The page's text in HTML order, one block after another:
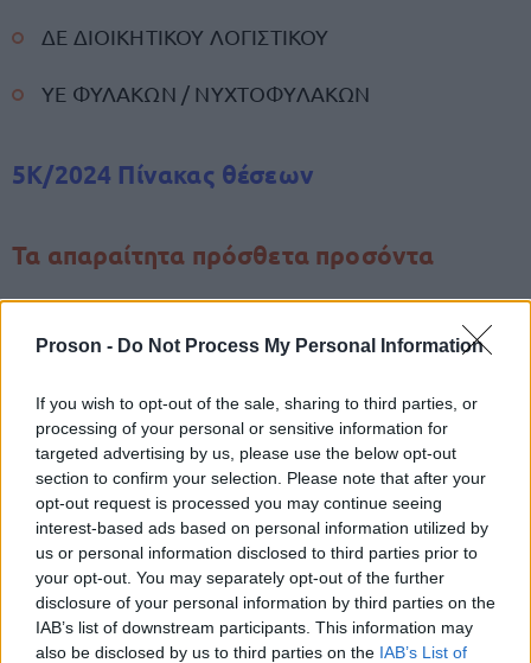
Proson - Do Not Process My Personal Information
If you wish to opt-out of the sale, sharing to third parties, or
processing of your personal or sensitive information for
targeted advertising by us, please use the below opt-out
section to confirm your selection. Please note that after your
opt-out request is processed you may continue seeing
interest-based ads based on personal information utilized by
us or personal information disclosed to third parties prior to
your opt-out. You may separately opt-out of the further
disclosure of your personal information by third parties on the
IAB’s list of downstream participants. This information may
also be disclosed by us to third parties on the IAB’s List of
ΔΕ ΔΙΟΙΚΗΤΙΚΟΥ ΛΟΓΙΣΤΙΚΟΥ
ΥΕ ΦΥΛΑΚΩΝ / ΝΥΧΤΟΦΥΛΑΚΩΝ
5Κ/2024 Πίνακας θέσεων
Τα απαραίτητα πρόσθετα προσόντα
στην παραπάνω προκήρυξη θα πρέπει
καλή ή αρίστη γνώση της Αγγλικήςγλώσσας
καθώς καιγνώση χειρισμού Η/Υ στα αντικείμενα:
i) επεξεργασίας κειμένων, ii) υπολογιστικών
φύλλων και iii) υπηρεσιών διαδικτύου.
Εάν οι υποψήφιοι δεν κατέχουν μία από τις δύο
αυτές πιστοποιήσει, τώρα, μέσα σε λίγες μόνο
ημέρεςμπορούν να λάβουν πολύ